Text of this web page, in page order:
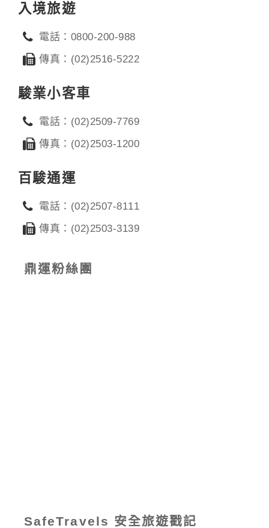
入境旅遊
電話：0800-200-988
傳真：(02)2516-5222
駿業小客車
電話：(02)2509-7769
傳真：(02)2503-1200
百駿通運
電話：(02)2507-8111
傳真：(02)2503-3139
鼎運粉絲團
SafeTravels 安全旅遊戳記